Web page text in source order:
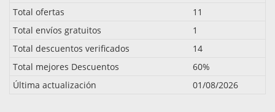
Total ofertas
11
Total envíos gratuitos
1
Total descuentos verificados
14
Total mejores Descuentos
60%
Última actualización
01/08/2026